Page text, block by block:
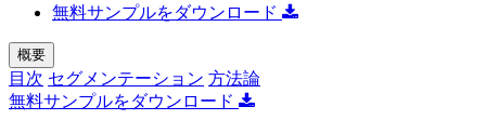
無料サンプルをダウンロード
概要
目次 セグメンテーション 方法論
無料サンプルをダウンロード